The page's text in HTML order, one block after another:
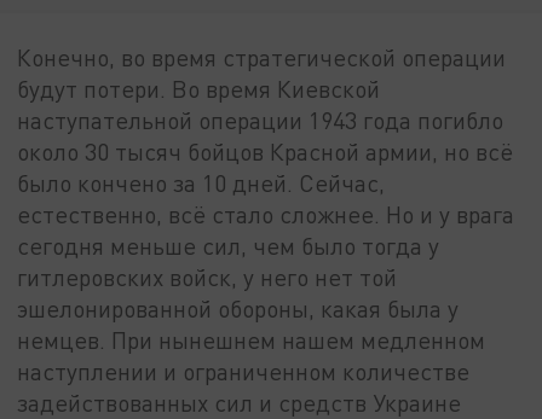
Конечно, во время стратегической операции
будут потери. Во время Киевской
наступательной операции 1943 года погибло
около 30 тысяч бойцов Красной армии, но всё
было кончено за 10 дней. Сейчас,
естественно, всё стало сложнее. Но и у врага
сегодня меньше сил, чем было тогда у
гитлеровских войск, у него нет той
эшелонированной обороны, какая была у
немцев. При нынешнем нашем медленном
наступлении и ограниченном количестве
задействованных сил и средств Украине